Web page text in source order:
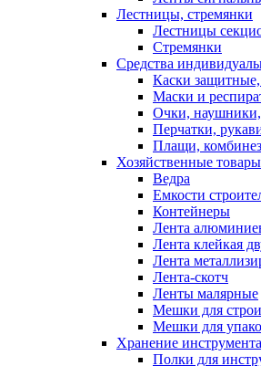
Лестницы, стремянки
Лестницы
Стремянки
Средства
Каски
Маски и
Очки,
Перчатки,
Плащи,
Хозяйственные товары
Ведра
Емкости
Контейнеры
Лента
Лента клейкая
Лента
Лента-скотч
Ленты малярные
Мешки для
Мешки для
Хранение инструмента
Полки для